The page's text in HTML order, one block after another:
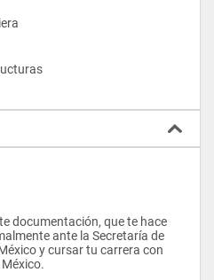
administrativas,
y administrar los recursos
las fuentes de ingreso más
u organización con la finalidad
del área de concentración de
parte de la estrategia de
la formación, el estudiante
Coaching & Programación
y de
documentación, que te hace
ante la Secretaría de
y cursar tu carrera con